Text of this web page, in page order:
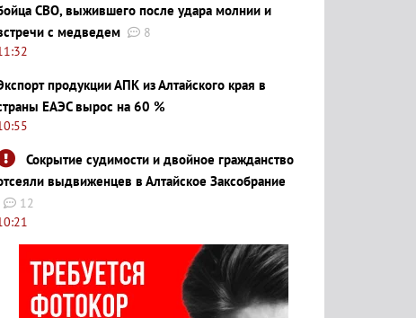
СВО, выжившего после удара молнии и
с медведем
8
продукции АПК из Алтайского края в
ЕАЭС вырос на 60 %
Сокрытие судимости и двойное гражданство
выдвиженцев в Алтайское Заксобрание
12